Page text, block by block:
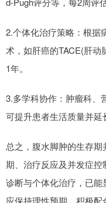
2.个体化治疗策略：根据
术，如肝癌的TACE(肝
1年。
3.多学科协作：肿瘤科、
可提升患者生活质量并延
总之，腹水脚肿的生存
期、治疗反应及并发症
诊断与个体化治疗，已